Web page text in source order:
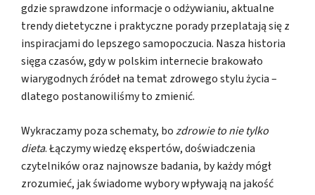
gdzie sprawdzone informacje o odżywianiu, aktualne
trendy dietetyczne i praktyczne porady przeplatają się z
inspiracjami do lepszego samopoczucia. Nasza historia
sięga czasów, gdy w polskim internecie brakowało
wiarygodnych źródeł na temat zdrowego stylu życia –
dlatego postanowiliśmy to zmienić.
Wykraczamy poza schematy, bozdrowie to nie tylko
dieta. Łączymy wiedzę ekspertów, doświadczenia
czytelników oraz najnowsze badania, by każdy mógł
zrozumieć, jak świadome wybory wpływają na jakość